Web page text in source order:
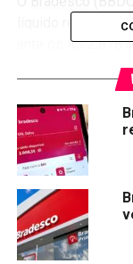
líquido recorrente
ante os R$
de 2023. No
bilhões em lucro,
internas e
desafios
“Aproveitamos
que nos permitiu
que o previsto
CEO da